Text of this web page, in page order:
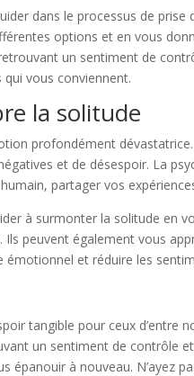
dans le processus de
options et en vous
un sentiment de
vous conviennent.
la solitude
profondément
et de désespoir. La
partager vos
à surmonter la solitude en
peuvent également vous
et réduire les
tangible pour ceux d’entre
un sentiment de contrôle
épanouir à nouveau. N’ayez